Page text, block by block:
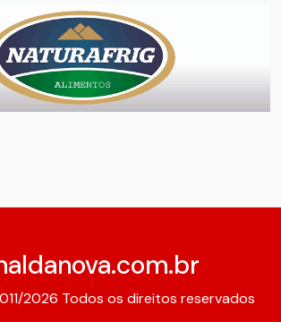
2026 Todos os direitos reservados